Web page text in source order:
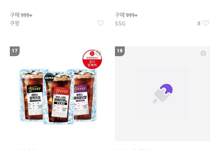
구매 999+
쿠팡
구매 999+
SSG 8
17 18